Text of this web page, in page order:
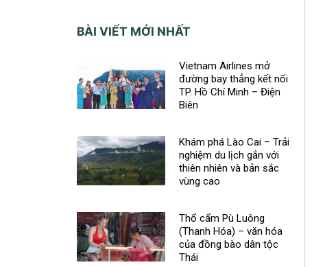
BÀI VIẾT MỚI NHẤT
Vietnam Airlines mở
đường bay thẳng kết nối
TP. Hồ Chí Minh – Điện
Biên
Khám phá Lào Cai – Trải
nghiệm du lịch gắn với
thiên nhiên và bản sắc
vùng cao
Thổ cẩm Pù Luông
(Thanh Hóa) – văn hóa
của đồng bào dân tộc
Thái